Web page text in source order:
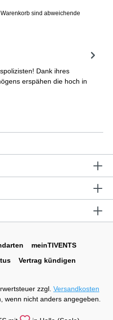
sind abweichende
Dank ihres
erspähen die hoch in
meinTIVENTS
Vertrag kündigen
zzgl. Versandkosten
wenn nicht anders angegeben.